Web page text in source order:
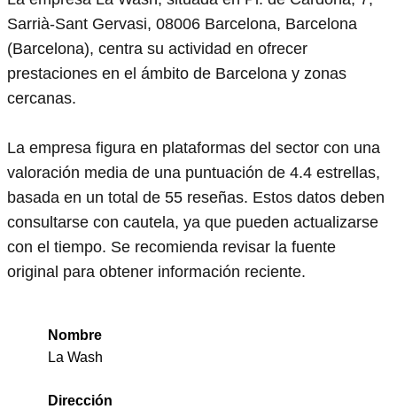
Sarrià-Sant Gervasi, 08006 Barcelona, Barcelona
(Barcelona), centra su actividad en ofrecer
prestaciones en el ámbito de Barcelona y zonas
cercanas.
La empresa figura en plataformas del sector con una
valoración media de una puntuación de 4.4 estrellas,
basada en un total de 55 reseñas. Estos datos deben
consultarse con cautela, ya que pueden actualizarse
con el tiempo. Se recomienda revisar la fuente
original para obtener información reciente.
Nombre
La Wash
Dirección